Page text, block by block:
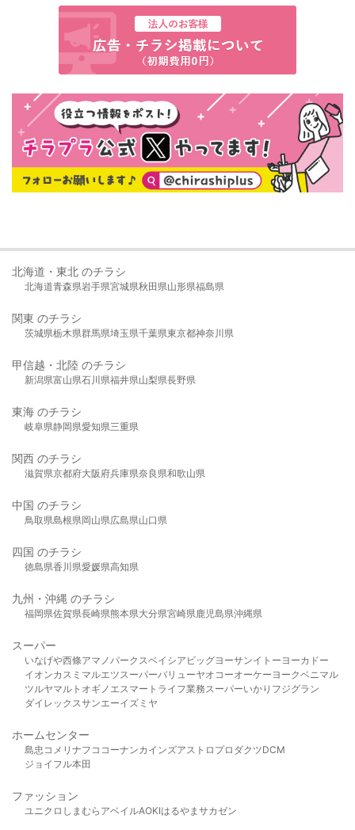
北海道・東北 のチラシ
北海道青森県岩手県宮城県秋田県山形県福島県
関東 のチラシ
茨城県栃木県群馬県埼玉県千葉県東京都神奈川県
甲信越・北陸 のチラシ
新潟県富山県石川県福井県山梨県長野県
東海 のチラシ
岐阜県静岡県愛知県三重県
関西 のチラシ
滋賀県京都府大阪府兵庫県奈良県和歌山県
中国 のチラシ
鳥取県島根県岡山県広島県山口県
四国 のチラシ
徳島県香川県愛媛県高知県
九州・沖縄 のチラシ
福岡県佐賀県長崎県熊本県大分県宮崎県鹿児島県沖縄県
スーパー
いなげや西條アマノパークスベイシア ビッグヨーサンイトーヨーカドー
イオンカスミ マルエツスーパーバリューヤオコーオーケー ヨークベニマル
ツルヤマルト オギノ エスマート ライフ業務スーパーいかり フジグラン
ダイレックスサンエーイズミヤ
ホームセンター
島忠 コメリ ナフコ コーナンカインズアストロプロダクツDCM
ジョイフル本田
ファッション
ユニクロ しまむら アベイルAOKIはるやま サカゼン